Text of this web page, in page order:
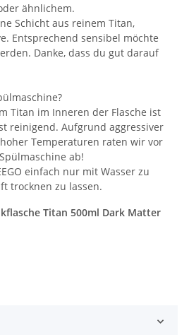
ähnlichem.
Schicht aus reinem Titan,
Entsprechend sensibel möchte
Danke, dass du gut darauf
Titan im Inneren der Flasche ist
reinigend. Aufgrund aggressiver
Temperaturen raten wir vor
ab!
einfach nur mit Wasser zu
trocknen zu lassen.
Titan 500ml Dark Matter